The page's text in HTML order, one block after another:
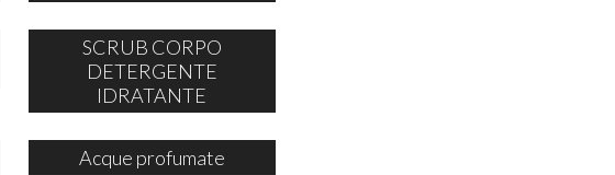
SCRUB CORPO
DETERGENTE
IDRATANTE
Acque profumate